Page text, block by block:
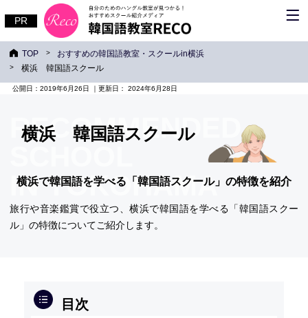
TOP
おすすめの韓国語教室・スクールin横浜
横浜 韓国語スクール
公開日： 2019年6月26日 ｜更新日： 2024年6月28日
横浜 韓国語スクール
横浜で韓国語を学べる「韓国語スクール」の特徴を紹介
旅行や音楽鑑賞で役立つ、横浜で韓国語を学べる「韓国語スクー
ル」の特徴についてご紹介します。
RECOMMENDED
IN YOKOHAMA